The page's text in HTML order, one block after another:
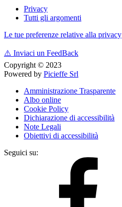
Privacy
Tutti gli argomenti
Le tue preferenze relative alla privacy
⚠️ Inviaci un FeedBack
Copyright © 2023
Powered by Picieffe Srl
Amministrazione Trasparente
Albo online
Cookie Policy
Dichiarazione di accessibilità
Note Legali
Obiettivi di accessibilità
Seguici su: